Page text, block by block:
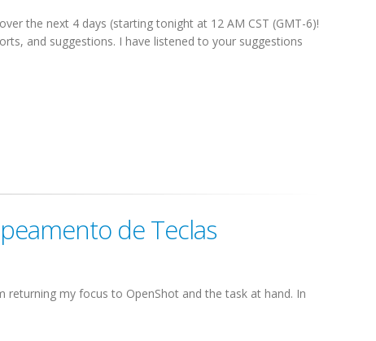
the next 4 days (starting tonight at 12 AM CST (GMT-6)!
and suggestions. I have listened to your suggestions
de Teclas
returning my focus to OpenShot and the task at hand. In